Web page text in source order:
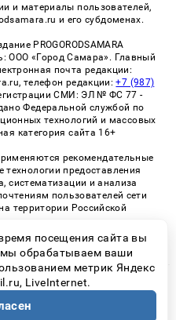
и материалы пользователей,
и его субдоменах.
PROGORODSAMARA
«Город Самара». Главный
почта редакции:
телефон редакции:+7 (987)
СМИ: ЭЛ № ФС 77 -
Федеральной службой по
технологий и массовых
категория сайта 16+
рекомендательные
предоставления
систематизации и анализа
пользователей сети
территории Российской
рекомендательных
обменной сети
«СМИ2» (PDF)
| Все права защищены
сайта 16+
посещения сайта вы
мы обрабатываем ваши
метрик Яндекс
LiveInternet.